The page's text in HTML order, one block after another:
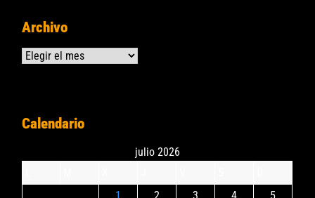
Archivo
Archivos
Calendario
julio 2026